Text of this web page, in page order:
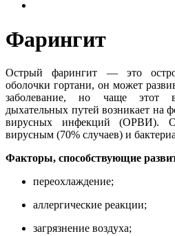
Фарингит
Острый фарингит — это
оболочки гортани, он может
заболевание, но чаще этот
дыхательных путей возникает на
вирусных инфекций (ОРВИ).
вирусным (70% случаев) и
Факторы, способствующие
переохлаждение;
аллергические реакции;
загрязнение воздуха;